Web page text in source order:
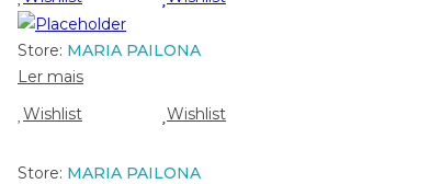
Store: MARIA PAILONA
Ler mais
Wishlist
Wishlist
Store: MARIA PAILONA